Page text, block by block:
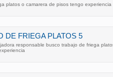
platos o camarera de pisos tengo experiencia
DE FRIEGA PLATOS 5
responsable busco trabajo de friega